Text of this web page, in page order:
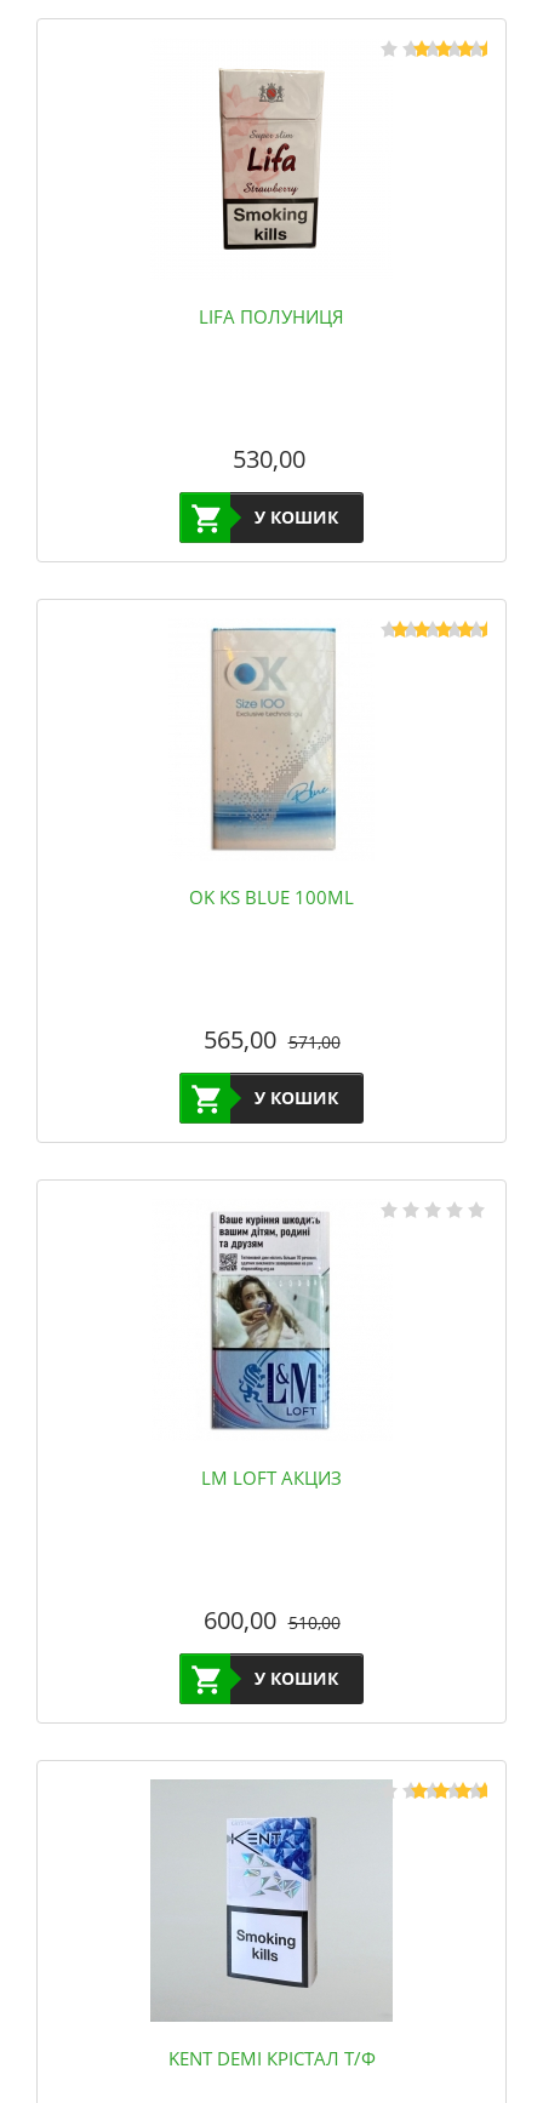
LIFA ПОЛУНИЦЯ
530,00
У КОШИК
OK KS BLUE 100ML
565,00 571,00
У КОШИК
LM LOFT АКЦИЗ
600,00 510,00
У КОШИК
KENT DEMI КРІСТАЛ Т/Ф